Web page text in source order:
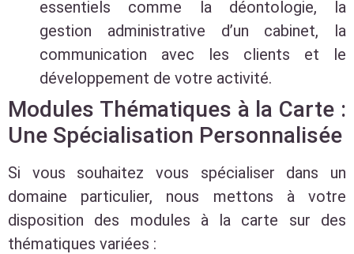
essentiels comme la déontologie, la
gestion administrative d’un cabinet, la
communication avec les clients et le
développement de votre activité.
Modules Thématiques à la Carte :
Une Spécialisation Personnalisée
Si vous souhaitez vous spécialiser dans un
domaine particulier, nous mettons à votre
disposition des modules à la carte sur des
thématiques variées :